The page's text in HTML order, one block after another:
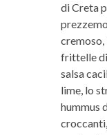
di Creta
cremoso,
frittelle di
salsa
lime, lo
hummus
croccanti,